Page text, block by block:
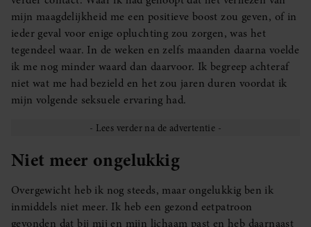
mijn maagdelijkheid me een positieve boost zou geven, of in
ieder geval voor enige opluchting zou zorgen, was het
tegendeel waar. In de weken en zelfs maanden daarna voelde
ik me nog minder waard dan daarvoor. Ik begreep achteraf
niet wat me had bezield en het zou jaren duren voordat ik
mijn volgende seksuele ervaring had.
Niet meer ongelukkig
Overgewicht heb ik nog steeds, maar ongelukkig ben ik
inmiddels niet meer. Ik heb een gezond eetpatroon
gevonden dat bij mij en mijn lichaam past en heb daarnaast